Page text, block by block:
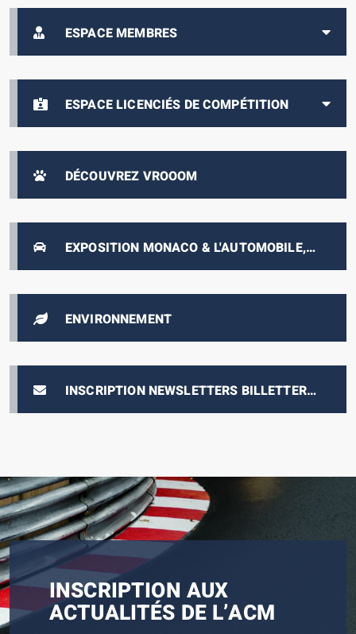
ESPACE MEMBRES
ESPACE LICENCIÉS DE COMPÉTITION
DÉCOUVREZ VROOOM
EXPOSITION MONACO & L'AUTOMOBILE,
DE 1893 À NOS JOURS
ENVIRONNEMENT
INSCRIPTION NEWSLETTERS BILLETTERIE
E-PRIX
INSCRIPTION AUX
ACTUALITÉS DE L’ACM